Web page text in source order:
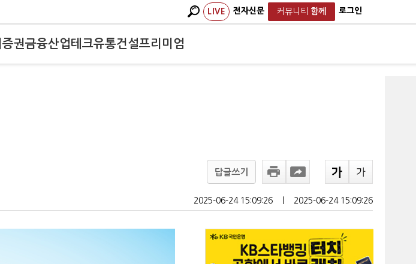
LIVE 전자신문 커뮤니티 함께 로그인
증권금융산업테크유통건설프리미엄
답글쓰기
2025-06-24 15:09:26 2025-06-24 15:09:26